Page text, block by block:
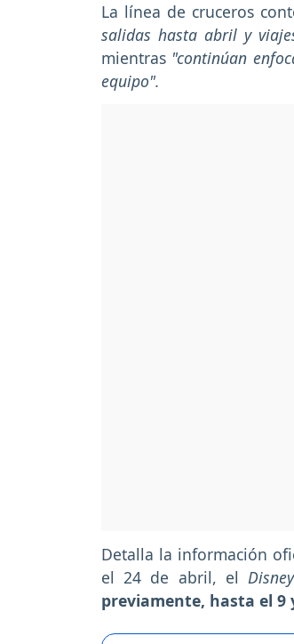
La línea de cruceros
salidas hasta abril y
mientras "continúan
equipo".
Detalla la información
el 24 de abril, el
previamente, hasta el 9